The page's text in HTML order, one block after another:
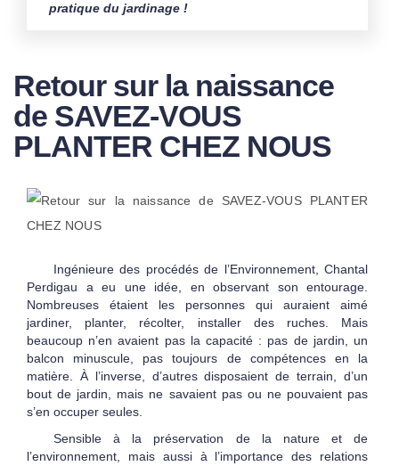
pratique du jardinage !
Retour sur la naissance
de SAVEZ-VOUS
PLANTER CHEZ NOUS
Ingénieure des procédés de l’Environnement, Chantal
Perdigau a eu une idée, en observant son entourage.
Nombreuses étaient les personnes qui auraient aimé
jardiner, planter, récolter, installer des ruches. Mais
beaucoup n’en avaient pas la capacité : pas de jardin, un
balcon minuscule, pas toujours de compétences en la
matière. À l’inverse, d’autres disposaient de terrain, d’un
bout de jardin, mais ne savaient pas ou ne pouvaient pas
s’en occuper seules.
Sensible à la préservation de la nature et de
l’environnement, mais aussi à l’importance des relations